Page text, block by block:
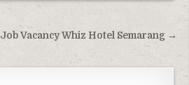
Job Vacancy Whiz Hotel Semarang →